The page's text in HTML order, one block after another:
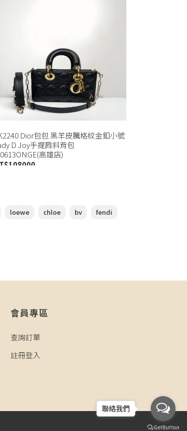
Dior包包 黑羊皮騰格紋金釦小號
D Joy手提肩斜背包
高雄店)
108000
loewe chloe bv
fendi
會員專區
查詢訂單
註冊登入
聯絡我們